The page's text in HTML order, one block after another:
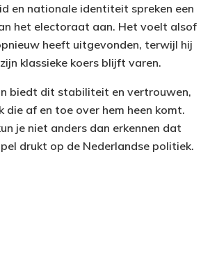
en nationale identiteit spreken een
het electoraat aan. Het voelt alsof
heeft uitgevonden, terwijl hij
klassieke koers blijft varen.
biedt dit stabiliteit en vertrouwen,
die af en toe over hem heen komt.
je niet anders dan erkennen dat
drukt op de Nederlandse politiek.